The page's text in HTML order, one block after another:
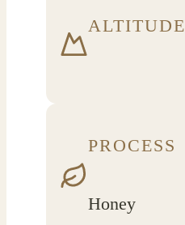
ALTITUDE
PROCESS
Honey